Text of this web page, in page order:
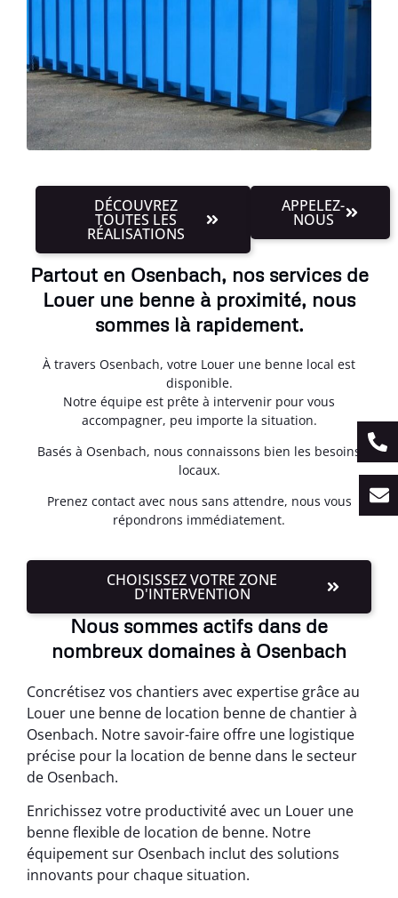
DÉCOUVREZ
TOUTES LES
RÉALISATIONS
APPELEZ-
NOUS
Partout en Osenbach, nos services de
Louer une benne à proximité, nous
sommes là rapidement.
À travers Osenbach, votre Louer une benne local est
disponible.
Notre équipe est prête à intervenir pour vous
accompagner, peu importe la situation.
Basés à Osenbach, nous connaissons bien les besoins
locaux.
Prenez contact avec nous sans attendre, nous vous
répondrons immédiatement.
CHOISISSEZ VOTRE ZONE
D'INTERVENTION
Nous sommes actifs dans de
nombreux domaines à Osenbach
Concrétisez vos chantiers avec expertise grâce au
Louer une benne de location benne de chantier à
Osenbach. Notre savoir-faire offre une logistique
précise pour la location de benne dans le secteur
de Osenbach.
Enrichissez votre productivité avec un Louer une
benne flexible de location de benne. Notre
équipement sur Osenbach inclut des solutions
innovants pour chaque situation.